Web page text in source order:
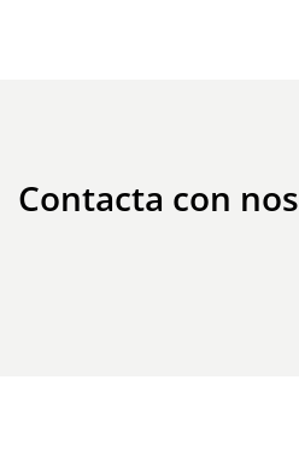
Contacta con